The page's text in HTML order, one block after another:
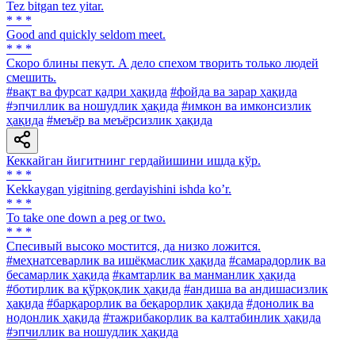
Tez bitgan tez yitar.
* * *
Good and quickly seldom meet.
* * *
Скоро блины пекут. А дело спехом творить только людей
смешить.
#вақт ва фурсат қадри ҳақида #фойда ва зарар ҳақида
#эпчиллик ва ношудлик ҳақида #имкон ва имконсизлик
ҳақида #меъёр ва меъёрсизлик ҳақида
Кеккайган йигитнинг гердайишини ишда кўр.
* * *
Kekkaygan yigitning gerdayishini ishda koʼr.
* * *
To take one down a peg or two.
* * *
Спесивый высоко мостится, да низко ложится.
#меҳнатсеварлик ва ишёқмаслик ҳақида #самарадорлик ва
бесамарлик ҳақида #камтарлик ва манманлик ҳақида
#ботирлик ва қўрқоқлик ҳақида #андиша ва андишасизлик
ҳақида #барқарорлик ва беқарорлик ҳақида #донолик ва
нодонлик ҳақида #тажрибакорлик ва калтабинлик ҳақида
#эпчиллик ва ношудлик ҳақида